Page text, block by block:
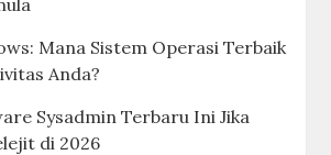
Mana Sistem Operasi Terbaik
Anda?
Sysadmin Terbaru Ini Jika
di 2026